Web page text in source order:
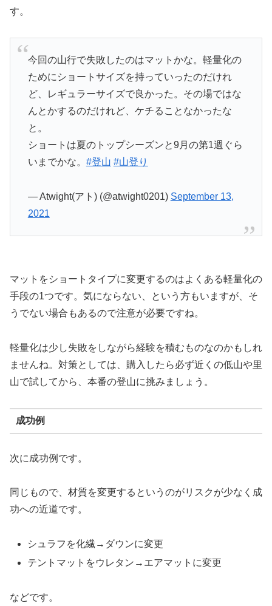
す。
今回の山行で失敗したのはマットかな。軽量化の
ためにショートサイズを持っていったのだけれ
ど、レギュラーサイズで良かった。その場ではな
んとかするのだけれど、ケチることなかったな
と。
ショートは夏のトップシーズンと9月の第1週ぐら
いまでかな。 #登山 #山登り
— Atwight(アト) (@atwight0201) September 13,
2021
マットをショートタイプに変更するのはよくある軽量化の
手段の1つです。気にならない、という方もいますが、そ
うでない場合もあるので注意が必要ですね。
軽量化は少し失敗をしながら経験を積むものなのかもしれ
ませんね。対策としては、購入したら必ず近くの低山や里
山で試してから、本番の登山に挑みましょう。
成功例
次に成功例です。
同じもので、材質を変更するというのがリスクが少なく成
功への近道です。
シュラフを化繊→ダウンに変更
テントマットをウレタン→エアマットに変更
などです。